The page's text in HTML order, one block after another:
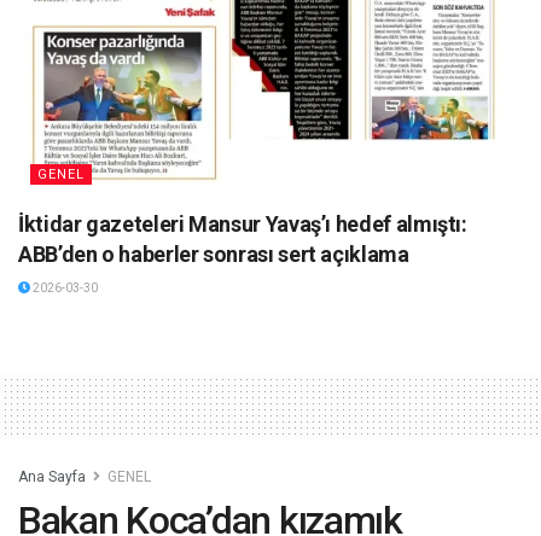
GENEL
İktidar gazeteleri Mansur Yavaş’ı hedef almıştı:
ABB’den o haberler sonrası sert açıklama
2026-03-30
Ana Sayfa GENEL
Bakan Koca’dan kızamık